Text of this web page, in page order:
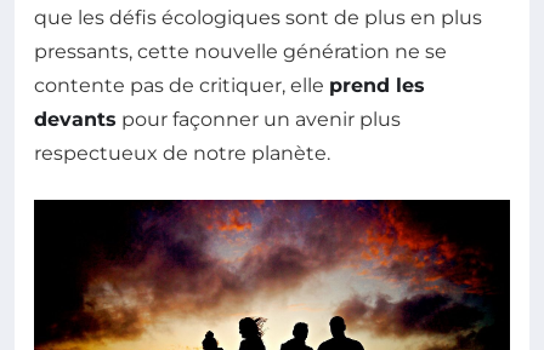
que les défis écologiques sont de plus en plus
pressants, cette nouvelle génération ne se
contente pas de critiquer, elle prend les
devants pour façonner un avenir plus
respectueux de notre planète.